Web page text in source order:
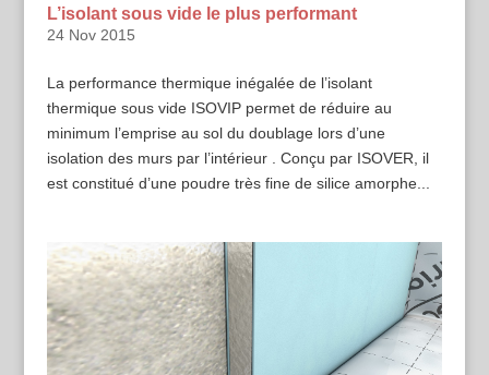
L’isolant sous vide le plus performant
24 Nov 2015
La performance thermique inégalée de l’isolant
thermique sous vide ISOVIP permet de réduire au
minimum l’emprise au sol du doublage lors d’une
isolation des murs par l’intérieur . Conçu par ISOVER, il
est constitué d’une poudre très fine de silice amorphe...